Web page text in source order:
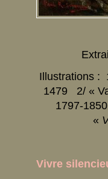
Illustrations :
1479 2/ «
1797-
«
Vivre